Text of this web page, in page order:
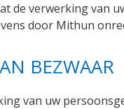
de verwerking van
door Mithun
BEZWAAR
van uw